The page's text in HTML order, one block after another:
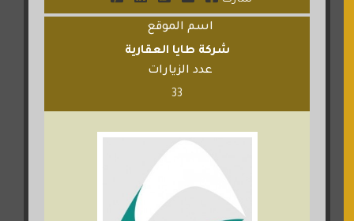
اسم الموقع
شركة طايا العقارية
عدد الزيارات
33